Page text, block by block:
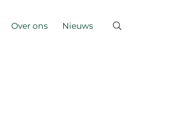
Over ons Nieuws